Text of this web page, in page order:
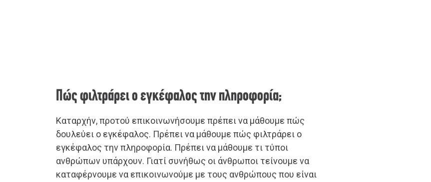
Πώς φιλτράρει ο εγκέφαλος την πληροφορία;
Καταρχήν, προτού επικοινωνήσουμε πρέπει να μάθουμε πώς
δουλεύει ο εγκέφαλος. Πρέπει να μάθουμε πώς φιλτράρει ο
εγκέφαλος την πληροφορία. Πρέπει να μάθουμε τι τύποι
ανθρώπων υπάρχουν. Γιατί συνήθως οι άνθρωποι τείνουμε να
καταφέρνουμε να επικοινωνούμε με τους ανθρώπους που είναι